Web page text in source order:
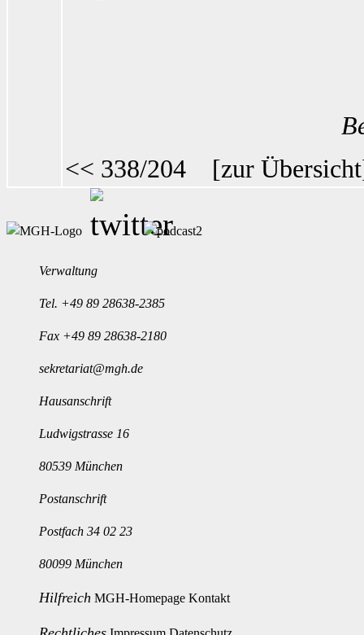
<< 338/204 [zur Übersicht
Verwaltung
Tel. +49 89 28638-2385
Fax +49 89 28638-2180
sekretariat@mgh.de
Hausanschrift
Ludwigstrasse 16
80539 München
Postanschrift
Postfach 34 02 23
80099 München
Hilfreich MGH-Homepage Kontakt